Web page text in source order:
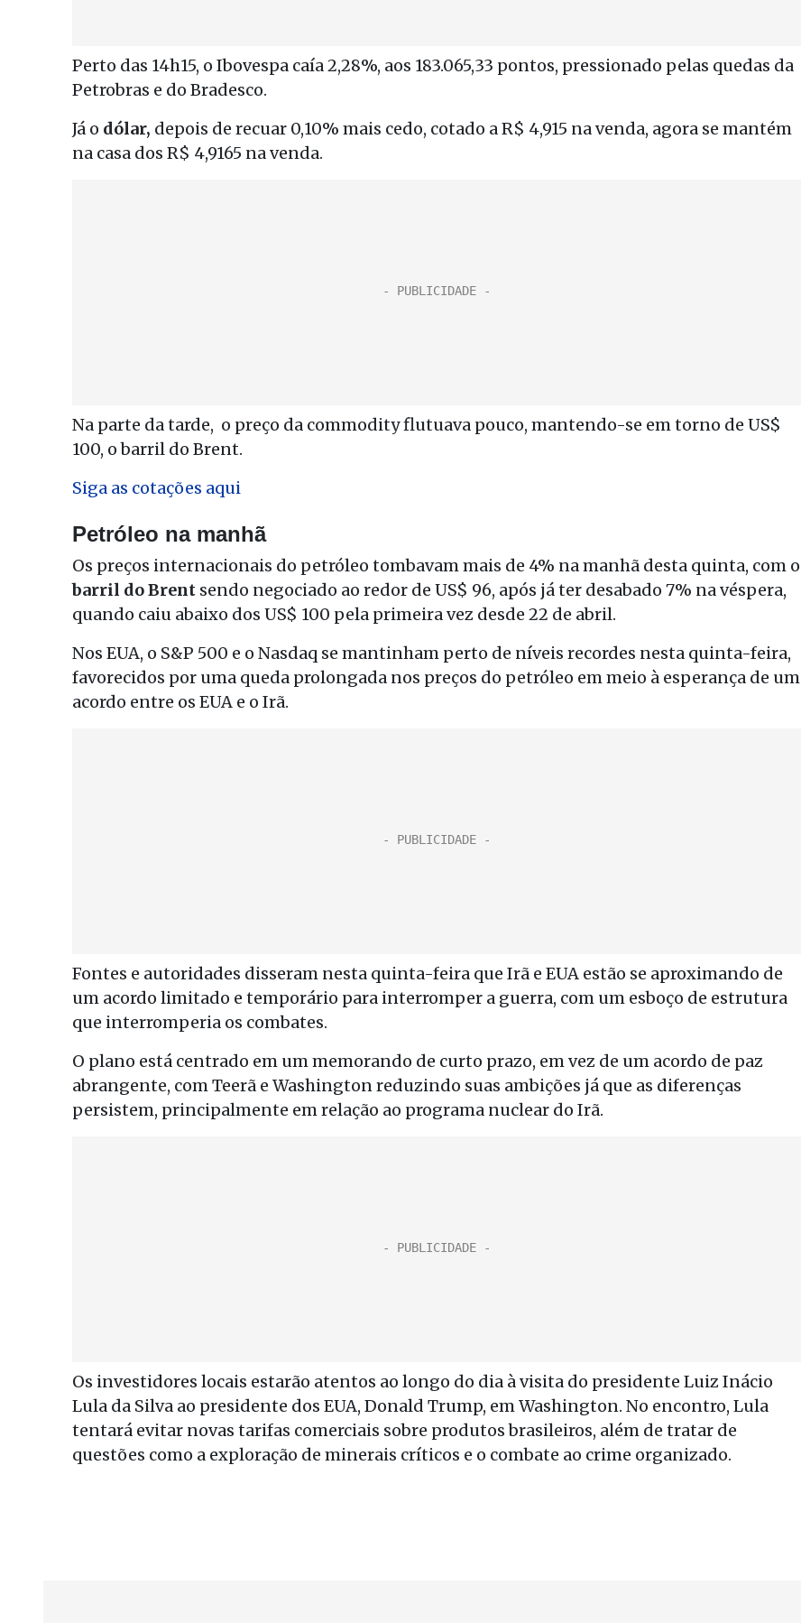
Perto das 14h15, o Ibovespa caía 2,28%, aos 183.065,33 pontos, pressionado pelas quedas da
Petrobras e do Bradesco.
Já o dólar, depois de recuar 0,10% mais cedo, cotado a R$ 4,915 na venda, agora se mantém
na casa dos R$ 4,9165 na venda.
Na parte da tarde, o preço da commodity flutuava pouco, mantendo-se em torno de US$
100, o barril do Brent.
Siga as cotações aqui
Petróleo na manhã
Os preços internacionais do petróleo tombavam mais de 4% na manhã desta quinta, com o
barril do Brent sendo negociado ao redor de US$ 96, após já ter desabado 7% na véspera,
quando caiu abaixo dos US$ 100 pela primeira vez desde 22 de abril.
Nos EUA, o S&P 500 e o Nasdaq se mantinham perto de níveis recordes nesta quinta-feira,
favorecidos por uma queda prolongada nos preços do petróleo em meio à esperança de um
acordo entre os EUA e o Irã.
Fontes e autoridades disseram nesta quinta-feira que Irã e EUA estão se aproximando de
um acordo limitado e temporário para interromper a guerra, com um esboço de estrutura
que interromperia os combates.
O plano está centrado em um memorando de curto prazo, em vez de um acordo de paz
abrangente, com Teerã e Washington reduzindo suas ambições já que as diferenças
persistem, principalmente em relação ao programa nuclear do Irã.
Os investidores locais estarão atentos ao longo do dia à visita do presidente Luiz Inácio
Lula da Silva ao presidente dos EUA, Donald Trump, em Washington. No encontro, Lula
tentará evitar novas tarifas comerciais sobre produtos brasileiros, além de tratar de
questões como a exploração de minerais críticos e o combate ao crime organizado.